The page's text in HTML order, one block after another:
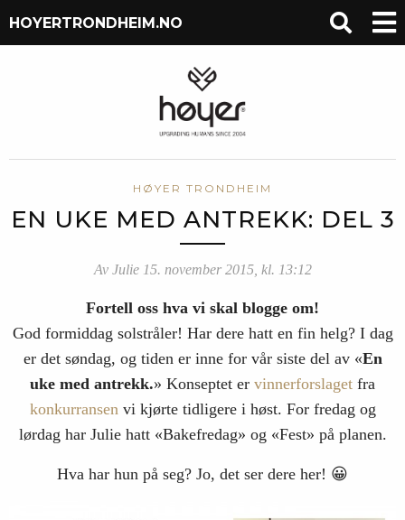
HOYERTRONDHEIM.NO
HØYER TRONDHEIM
EN UKE MED ANTREKK: DEL 3
Av Julie 15. november 2015, kl. 13:12
Fortell oss hva vi skal blogge om!
God formiddag solstråler! Har dere hatt en fin helg? I dag
er det søndag, og tiden er inne for vår siste del av «En
uke med antrekk.» Konseptet er vinnerforslaget fra
konkurransen vi kjørte tidligere i høst. For fredag og
lørdag har Julie hatt «Bakefredag» og «Fest» på planen.
Hva har hun på seg? Jo, det ser dere her! 😀